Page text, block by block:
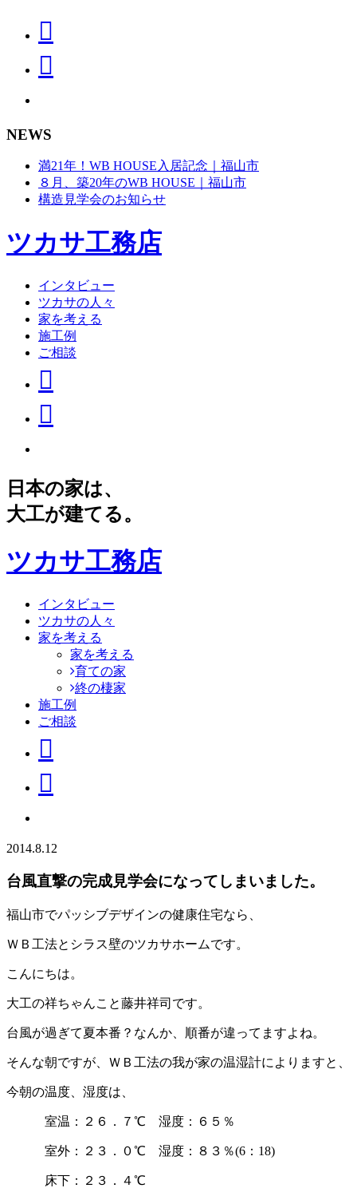
NEWS
満21年！WB HOUSE入居記念｜福山市
８月、築20年のWB HOUSE｜福山市
構造見学会のお知らせ
ツカサ工務店
インタビュー
ツカサの人々
家を考える
施工例
ご相談
日本の家は、
大工が建てる。
ツカサ工務店
インタビュー
ツカサの人々
家を考える
家を考える
育ての家
終の棲家
施工例
ご相談
2014.8.12
台風直撃の完成見学会になってしまいました。
福山市でパッシブデザインの健康住宅なら、
ＷＢ工法とシラス壁のツカサホームです。
こんにちは。
大工の祥ちゃんこと藤井祥司です。
台風が過ぎて夏本番？なんか、順番が違ってますよね。
そんな朝ですが、ＷＢ工法の我が家の温湿計によりますと、
今朝の温度、湿度は、
室温：２６．７℃ 湿度：６５％
室外：２３．０℃ 湿度：８３％(6：18)
床下：２３．４℃